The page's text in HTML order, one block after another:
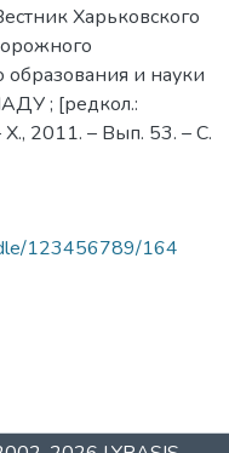
Харьковского
образования и науки
; [редкол.:
2011. – Вып. 53. – С.
123456789/164